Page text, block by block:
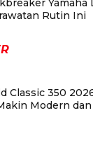
Yamaha
Rutin Ini
Classic 350
Modern